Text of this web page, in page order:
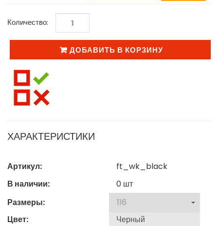
Количество:
ДОБАВИТЬ В КОРЗИНУ
ХАРАКТЕРИСТИКИ
Артикул:
ft_wk_black
В наличии:
0 шт
Размеры:
Цвет: